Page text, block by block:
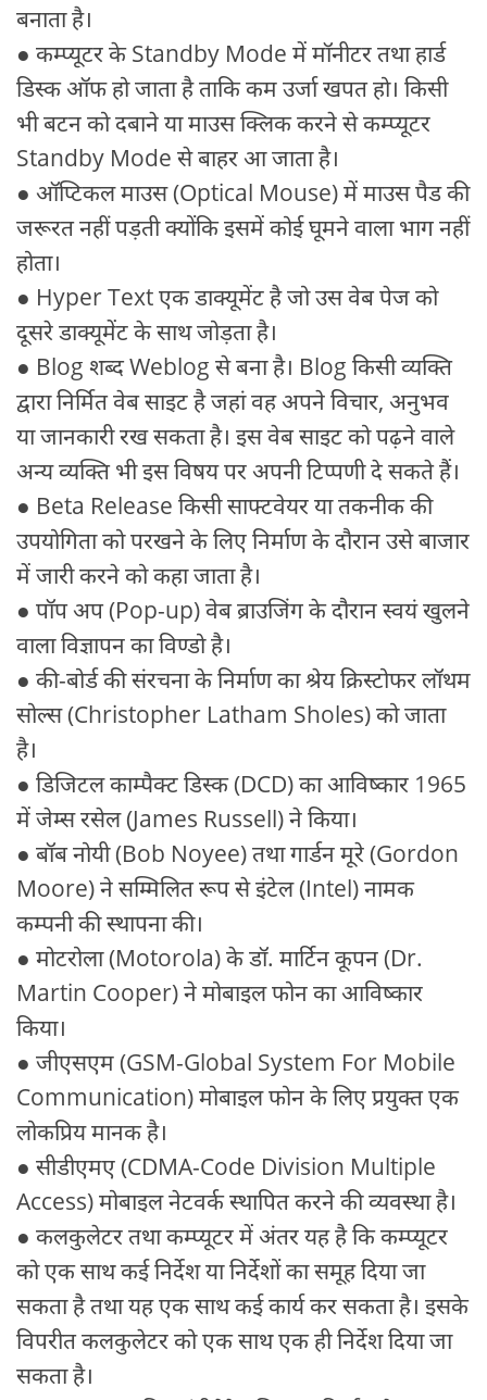
बनाता है।
● कम्प्यूटर के Standby Mode में मॉनीटर तथा हार्ड
डिस्क ऑफ हो जाता है ताकि कम उर्जा खपत हो। किसी
भी बटन को दबाने या माउस क्लिक करने से कम्प्यूटर
Standby Mode से बाहर आ जाता है।
● ऑप्टिकल माउस (Optical Mouse) में माउस पैड की
जरूरत नहीं पड़ती क्योंकि इसमें कोई घूमने वाला भाग नहीं
होता।
● Hyper Text एक डाक्यूमेंट है जो उस वेब पेज को
दूसरे डाक्यूमेंट के साथ जोड़ता है।
● Blog शब्द Weblog से बना है। Blog किसी व्यक्ति
द्वारा निर्मित वेब साइट है जहां वह अपने विचार, अनुभव
या जानकारी रख सकता है। इस वेब साइट को पढ़ने वाले
अन्य व्यक्ति भी इस विषय पर अपनी टिप्पणी दे सकते हैं।
● Beta Release किसी साफ्टवेयर या तकनीक की
उपयोगिता को परखने के लिए निर्माण के दौरान उसे बाजार
में जारी करने को कहा जाता है।
● पॉप अप (Pop-up) वेब ब्राउजिंग के दौरान स्वयं खुलने
वाला विज्ञापन का विण्डो है।
● की-बोर्ड की संरचना के निर्माण का श्रेय क्रिस्टोफर लॉथम
सोल्स (Christopher Latham Sholes) को जाता
है।
● डिजिटल काम्पैक्ट डिस्क (DCD) का आविष्कार 1965
में जेम्स रसेल (James Russell) ने किया।
● बॉब नोयी (Bob Noyee) तथा गार्डन मूरे (Gordon
Moore) ने सम्मिलित रूप से इंटेल (Intel) नामक
कम्पनी की स्थापना की।
● मोटरोला (Motorola) के डॉ. मार्टिन कूपन (Dr.
Martin Cooper) ने मोबाइल फोन का आविष्कार
किया।
● जीएसएम (GSM-Global System For Mobile
Communication) मोबाइल फोन के लिए प्रयुक्त एक
लोकप्रिय मानक है।
● सीडीएमए (CDMA-Code Division Multiple
Access) मोबाइल नेटवर्क स्थापित करने की व्यवस्था है।
● कलकुलेटर तथा कम्प्यूटर में अंतर यह है कि कम्प्यूटर
को एक साथ कई निर्देश या निर्देशों का समूह दिया जा
सकता है तथा यह एक साथ कई कार्य कर सकता है। इसके
विपरीत कलकुलेटर को एक साथ एक ही निर्देश दिया जा
सकता है।